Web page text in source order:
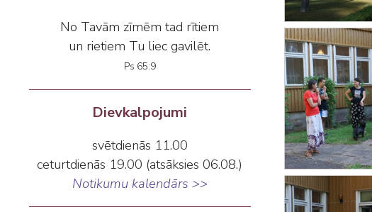
No Tavām zīmēm tad rītiem
un rietiem Tu liec gavilēt.
Ps 65:9
Dievkalpojumi
svētdienās 11.00
ceturtdienās 19.00 (atsāksies 06.08.)
Notikumu kalendārs >>